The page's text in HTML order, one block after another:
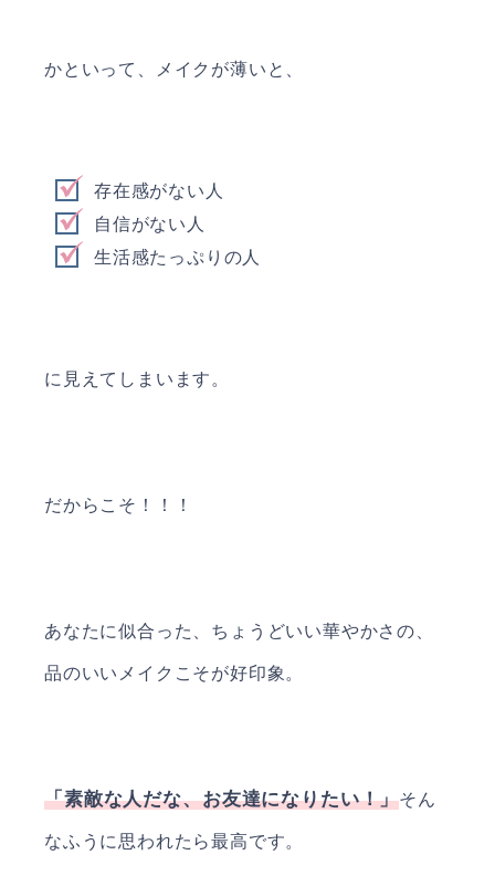
かといって、メイクが薄いと、
存在感がない人
自信がない人
生活感たっぷりの人
に見えてしまいます。
だからこそ！！！
あなたに似合った、ちょうどいい華やかさの、
品のいいメイクこそが好印象。
「素敵な人だな、お友達になりたい！」そん
なふうに思われたら最高です。